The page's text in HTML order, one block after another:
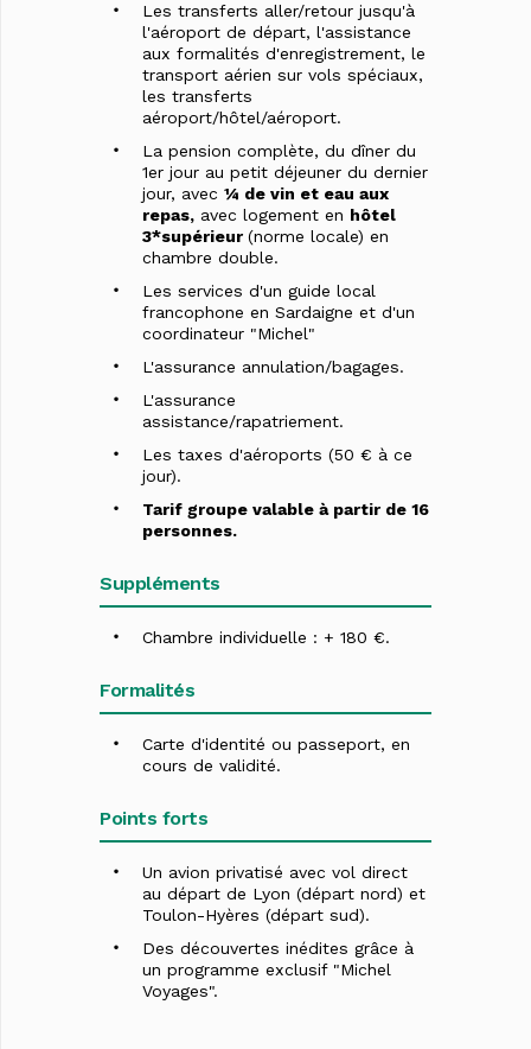
Les transferts aller/retour jusqu'à
l'aéroport de départ, l'assistance
aux formalités d'enregistrement, le
transport aérien sur vols spéciaux,
les transferts
aéroport/hôtel/aéroport.
La pension complète, du dîner du
1er jour au petit déjeuner du dernier
jour, avec ¼ de vin et eau aux
repas, avec logement en hôtel
3*supérieur (norme locale) en
chambre double.
Les services d'un guide local
francophone en Sardaigne et d'un
coordinateur "Michel"
L'assurance annulation/bagages.
L'assurance
assistance/rapatriement.
Les taxes d'aéroports (50 € à ce
jour).
Tarif groupe valable à partir de 16
personnes.
Suppléments
Chambre individuelle : + 180 €.
Formalités
Carte d'identité ou passeport, en
cours de validité.
Points forts
Un avion privatisé avec vol direct
au départ de Lyon (départ nord) et
Toulon-Hyères (départ sud).
Des découvertes inédites grâce à
un programme exclusif "Michel
Voyages".